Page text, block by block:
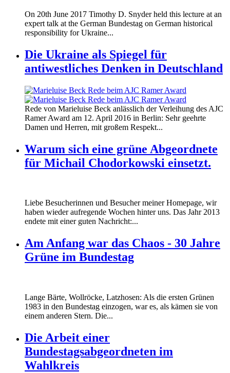
On 20th June 2017 Timothy D. Snyder held this lecture at an
expert talk at the German Bundestag on German historical
responsibility for Ukraine...
Die Ukraine als Spiegel für
antiwestliches Denken in Deutschland
160412_ramer_award.jpg
160412_ramer_award.jpg
Rede von Marieluise Beck anlässlich der Verleihung des AJC
Ramer Award am 12. April 2016 in Berlin: Sehr geehrte
Damen und Herren, mit großem Respekt...
Warum sich eine grüne Abgeordnete
für Michail Chodorkowski einsetzt.
Liebe Besucherinnen und Besucher meiner Homepage, wir
haben wieder aufregende Wochen hinter uns. Das Jahr 2013
endete mit einer guten Nachricht:...
Am Anfang war das Chaos - 30 Jahre
Grüne im Bundestag
Lange Bärte, Wollröcke, Latzhosen: Als die ersten Grünen
1983 in den Bundestag einzogen, war es, als kämen sie von
einem anderen Stern. Die...
Die Arbeit einer
Bundestagsabgeordneten im
Wahlkreis